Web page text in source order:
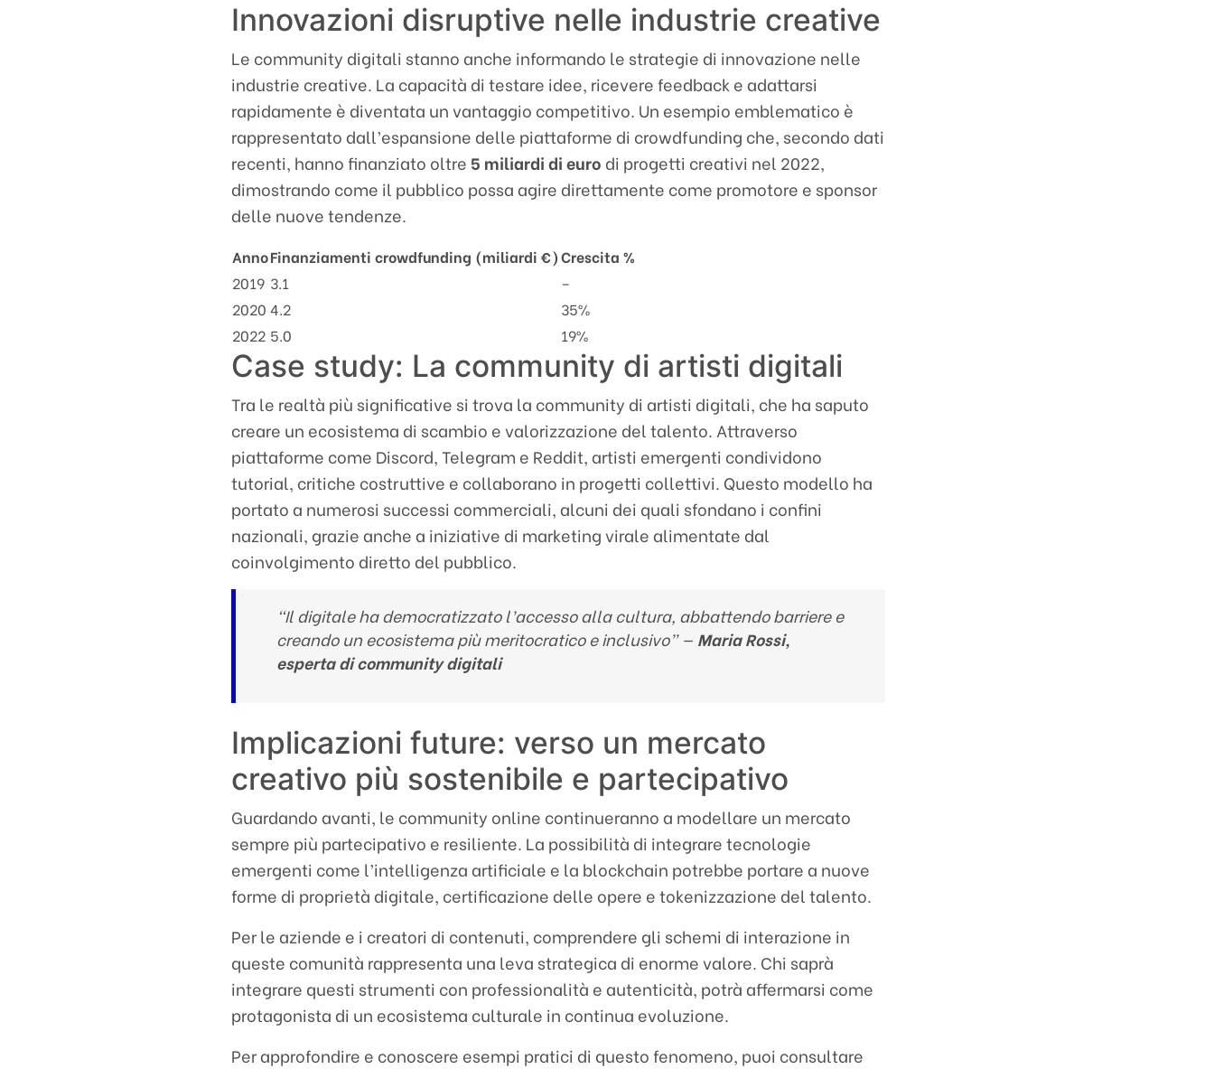
Innovazioni disruptive nelle industrie creative
Le community digitali stanno anche informando le strategie di innovazione nelle
industrie creative. La capacità di testare idee, ricevere feedback e adattarsi
rapidamente è diventata un vantaggio competitivo. Un esempio emblematico è
rappresentato dall’espansione delle piattaforme di crowdfunding che, secondo dati
recenti, hanno finanziato oltre 5 miliardi di euro di progetti creativi nel 2022,
dimostrando come il pubblico possa agire direttamente come promotore e sponsor
delle nuove tendenze.
AnnoFinanziamenti crowdfunding (miliardi €)Crescita %
2019 3.1
–
2020 4.2
35%
2022 5.0 19%
Case study: La community di artisti digitali
Tra le realtà più significative si trova la community di artisti digitali, che ha saputo
creare un ecosistema di scambio e valorizzazione del talento. Attraverso
piattaforme come Discord, Telegram e Reddit, artisti emergenti condividono
tutorial, critiche costruttive e collaborano in progetti collettivi. Questo modello ha
portato a numerosi successi commerciali, alcuni dei quali sfondano i confini
nazionali, grazie anche a iniziative di marketing virale alimentate dal
coinvolgimento diretto del pubblico.
“Il digitale ha democratizzato l’accesso alla cultura, abbattendo barriere e
creando un ecosistema più meritocratico e inclusivo” — Maria Rossi,
esperta di community digitali
Implicazioni future: verso un mercato
creativo più sostenibile e partecipativo
Guardando avanti, le community online continueranno a modellare un mercato
sempre più partecipativo e resiliente. La possibilità di integrare tecnologie
emergenti come l’intelligenza artificiale e la blockchain potrebbe portare a nuove
forme di proprietà digitale, certificazione delle opere e tokenizzazione del talento.
Per le aziende e i creatori di contenuti, comprendere gli schemi di interazione in
queste comunità rappresenta una leva strategica di enorme valore. Chi saprà
integrare questi strumenti con professionalità e autenticità, potrà affermarsi come
protagonista di un ecosistema culturale in continua evoluzione.
Per approfondire e conoscere esempi pratici di questo fenomeno, puoi consultare